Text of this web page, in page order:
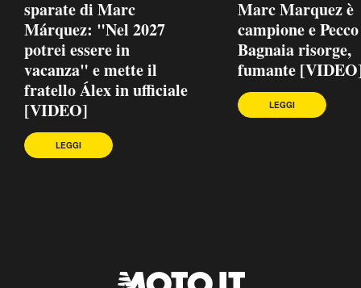
sparate di Marc
Márquez: "Nel 2027
potrei essere in
vacanza" e mette il
fratello Álex in ufficiale
[VIDEO]
LEGGI
Marc Marquez è
campione e Pecco
Bagnaia risorge,
fumante
LEGGI